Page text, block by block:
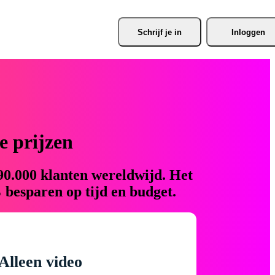
Schrijf je in Inloggen
prijzen
klanten wereldwijd. Het
op tijd en budget.
video